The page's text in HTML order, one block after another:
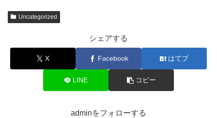
Uncategorized
シェアする
X Facebook はてブ
LINE コピー
adminをフォローする